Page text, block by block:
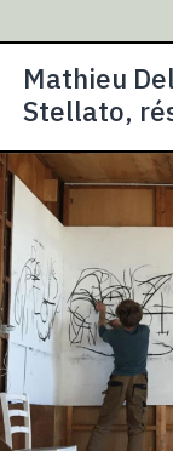
Mathieu
Stellato,